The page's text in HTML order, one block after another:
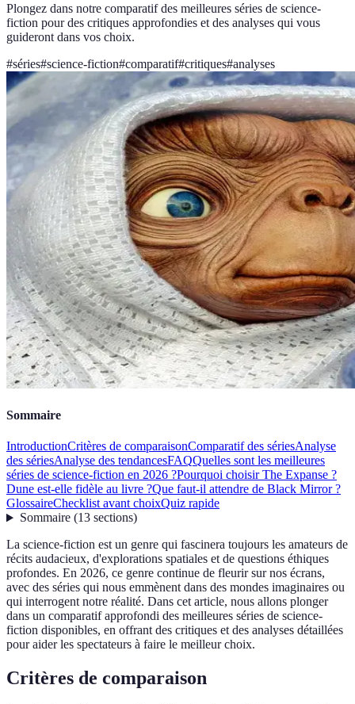
Plongez dans notre comparatif des meilleures séries de science-
fiction pour des critiques approfondies et des analyses qui vous
guideront dans vos choix.
#séries#science-fiction#comparatif#critiques#analyses
Sommaire
IntroductionCritères de comparaisonComparatif des sériesAnalyse
des sériesAnalyse des tendancesFAQQuelles sont les meilleures
séries de science-fiction en 2026 ?Pourquoi choisir The Expanse ?
Dune est-elle fidèle au livre ?Que faut-il attendre de Black Mirror ?
GlossaireChecklist avant choixQuiz rapide
Sommaire(13 sections)
La science-fiction est un genre qui fascinera toujours les amateurs de
récits audacieux, d'explorations spatiales et de questions éthiques
profondes. En 2026, ce genre continue de fleurir sur nos écrans,
avec des séries qui nous emmènent dans des mondes imaginaires ou
qui interrogent notre réalité. Dans cet article, nous allons plonger
dans un comparatif approfondi des meilleures séries de science-
fiction disponibles, en offrant des critiques et des analyses détaillées
pour aider les spectateurs à faire le meilleur choix.
Critères de comparaison